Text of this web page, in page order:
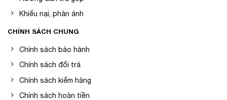
Khiếu nại, phản ánh
CHÍNH SÁCH CHUNG
Chính sách bảo hành
Chính sách đổi trả
Chính sách kiểm hàng
Chính sách hoàn tiền